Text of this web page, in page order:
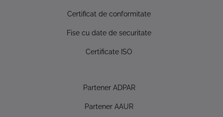
Certificat de conformitate
Fise cu date de securitate
Certificate ISO
Partener ADPAR
Partener AAUR